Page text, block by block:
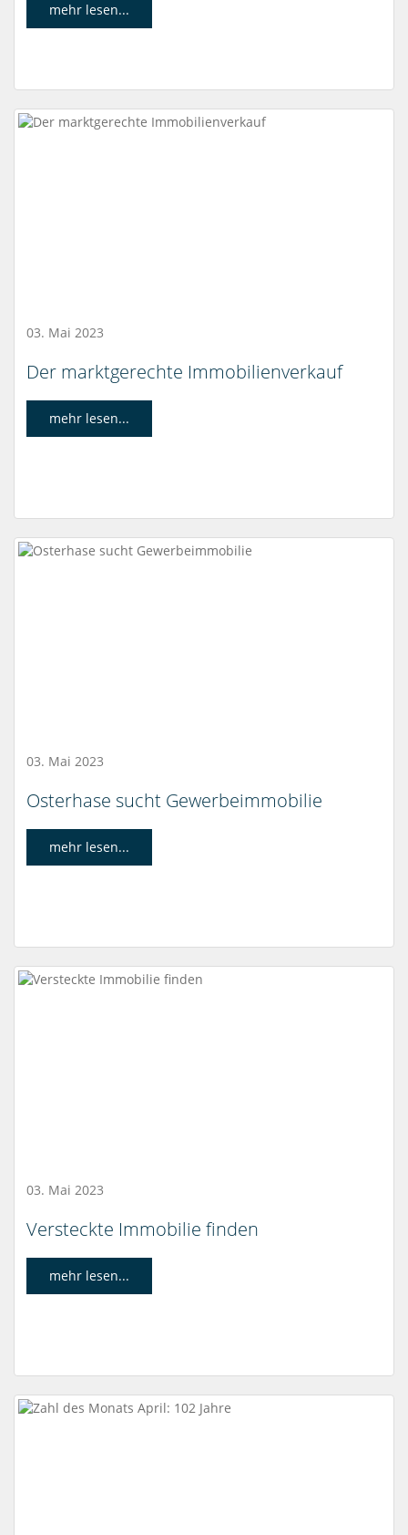
mehr lesen...
03. Mai 2023
Der marktgerechte Immobilienverkauf
mehr lesen...
03. Mai 2023
Osterhase sucht Gewerbeimmobilie
mehr lesen...
03. Mai 2023
Versteckte Immobilie finden
mehr lesen...